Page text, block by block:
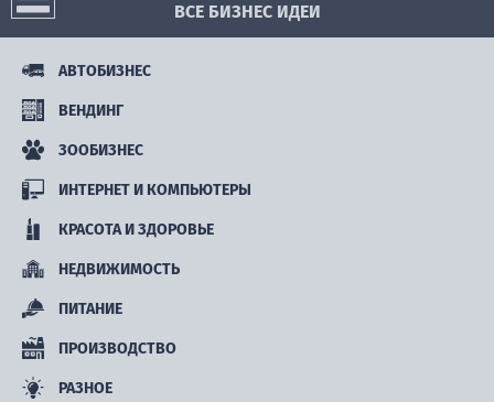
ВСЕ БИЗНЕС ИДЕИ
АВТОБИЗНЕС
ВЕНДИНГ
ЗООБИЗНЕС
ИНТЕРНЕТ И КОМПЬЮТЕРЫ
КРАСОТА И ЗДОРОВЬЕ
НЕДВИЖИМОСТЬ
ПИТАНИЕ
ПРОИЗВОДСТВО
РАЗНОЕ